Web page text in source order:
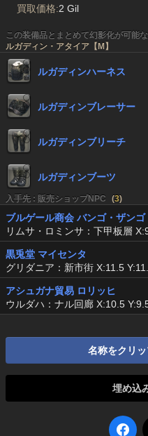
買取価格:2 Gil
この装備品とまとめて幻影化が可能な
ルガディン・アタイア【M】
ルガディンハーネス
ルガディンブレーサー
ルガディンブリーチ
ルガディンブーツ
入手先 : 販売ショップNPC (3)
ブルゲール商会 バンゴ・ザンゴ
リムサ・ロミンサ：下甲板層
黒兎堂 マイセンタ
グリダニア：新市街 X:11.5
アシュガナ貿易 ロリッヒ
ウルダハ：ナル回廊 X:10.5
名称をクリ
埋め込